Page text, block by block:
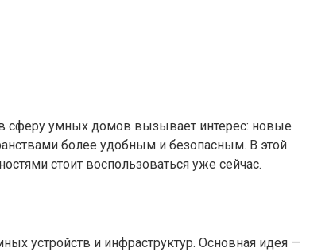
сферу умных домов вызывает интерес: новые
более удобным и безопасным. В этой
стоит воспользоваться уже сейчас.
устройств и инфраструктур. Основная идея —